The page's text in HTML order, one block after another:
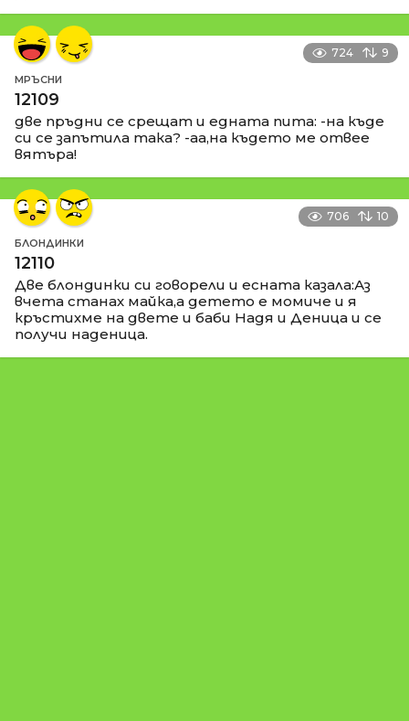
724 9
МРЪСНИ
12109
две пръдни се срещат и едната пита: -на къде
си се запътила така? -аа,на където ме отвее
вятъра!
706 10
БЛОНДИНКИ
12110
Две блондинки си говорели и есната казала:Аз
вчета станах майка,а детето е момиче и я
кръстихме на двете и баби Надя и Деница и се
получи наденица.